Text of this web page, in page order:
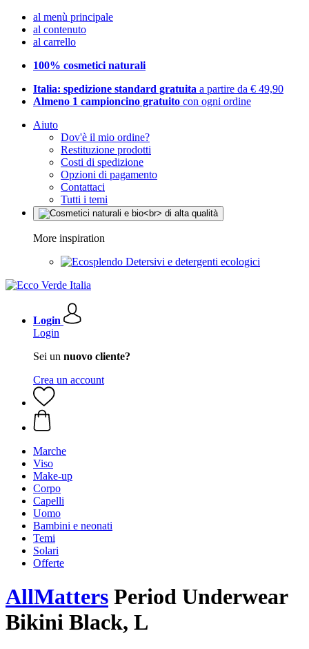
al menù principale
al contenuto
al carrello
100% cosmetici naturali
Italia: spedizione standard gratuita a partire da € 49,90
Almeno 1 campioncino gratuito con ogni ordine
Aiuto
Dov'è il mio ordine?
Restituzione prodotti
Costi di spedizione
Opzioni di pagamento
Contattaci
Tutti i temi
More inspiration
Detersivi e detergenti ecologici
Login
Login
Sei un nuovo cliente?
Crea un account
Marche
Viso
Make-up
Corpo
Capelli
Uomo
Bambini e neonati
Temi
Solari
Offerte
AllMatters Period Underwear
Bikini Black, L